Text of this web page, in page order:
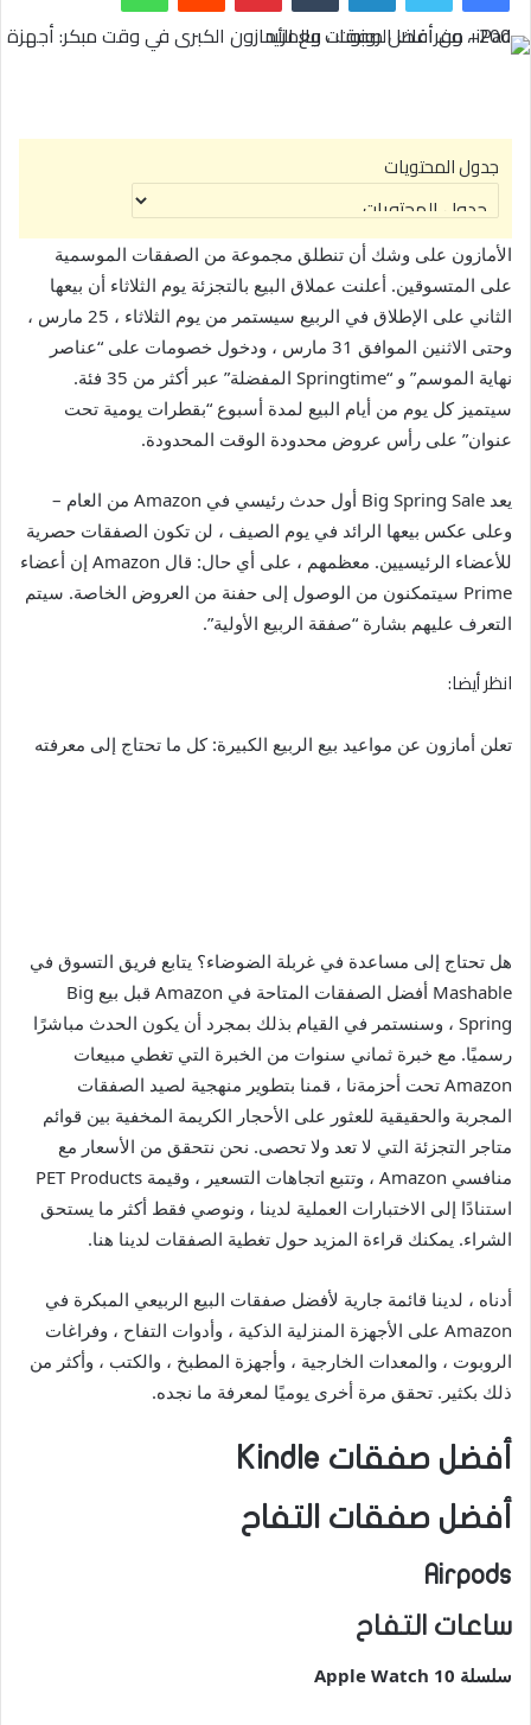
ج
و
ل
ل
م
ت
و
ي
ت
جدول المحتويات
الأمازون على وشك أن تنطلق مجموعة من الصفقات الموسمية
على المتسوقين. أعلنت عملاق البيع بالتجزئة يوم الثلاثاء أن بيعها
الثاني على الإطلاق في الربيع سيستمر من يوم الثلاثاء ، 25 مارس ،
وحتى الاثنين الموافق 31 مارس ، ودخول خصومات على “عناصر
نهاية الموسم” و “Springtime المفضلة” عبر أكثر من 35 فئة.
سيتميز كل يوم من أيام البيع لمدة أسبوع “بقطرات يومية تحت
عنوان” على رأس عروض محدودة الوقت المحدودة.
يعد Big Spring Sale أول حدث رئيسي في Amazon من العام –
وعلى عكس بيعها الرائد في يوم الصيف ، لن تكون الصفقات حصرية
للأعضاء الرئيسيين. معظمهم ، على أي حال: قال Amazon إن أعضاء
Prime سيتمكنون من الوصول إلى حفنة من العروض الخاصة. سيتم
التعرف عليهم بشارة “صفقة الربيع الأولية”.
انظر أيضا:
تعلن أمازون عن مواعيد بيع الربيع الكبيرة: كل ما تحتاج إلى معرفته
هل تحتاج إلى مساعدة في غربلة الضوضاء؟ يتابع فريق التسوق في
Mashable أفضل الصفقات المتاحة في Amazon قبل بيع Big
Spring ، وسنستمر في القيام بذلك بمجرد أن يكون الحدث مباشرًا
رسميًا. مع خبرة ثماني سنوات من الخبرة التي تغطي مبيعات
Amazon تحت أحزمةنا ، قمنا بتطوير منهجية لصيد الصفقات
المجربة والحقيقية للعثور على الأحجار الكريمة المخفية بين قوائم
متاجر التجزئة التي لا تعد ولا تحصى. نحن نتحقق من الأسعار مع
منافسي Amazon ، وتتبع اتجاهات التسعير ، وقيمة PET Products
استنادًا إلى الاختبارات العملية لدينا ، ونوصي فقط أكثر ما يستحق
الشراء. يمكنك قراءة المزيد حول تغطية الصفقات لدينا هنا.
أدناه ، لدينا قائمة جارية لأفضل صفقات البيع الربيعي المبكرة في
Amazon على الأجهزة المنزلية الذكية ، وأدوات التفاح ، وفراغات
الروبوت ، والمعدات الخارجية ، وأجهزة المطبخ ، والكتب ، وأكثر من
ذلك بكثير. تحقق مرة أخرى يوميًا لمعرفة ما نجده.
أفضل صفقات Kindle
أفضل صفقات التفاح
Airpods
ساعات التفاح
سلسلة Apple Watch 10